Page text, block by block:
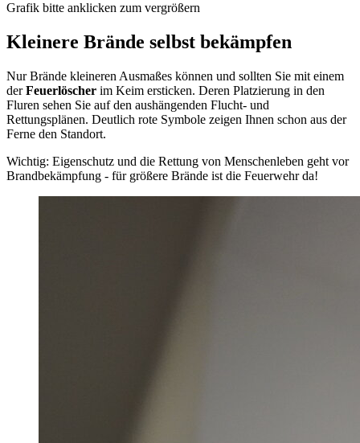
Grafik bitte anklicken zum vergrößern
Kleinere Brände selbst bekämpfen
Nur Brände kleineren Ausmaßes können und sollten Sie mit einem
derFeuerlöscher im Keim ersticken. Deren Platzierung in den
Fluren sehen Sie auf den aushängenden Flucht- und
Rettungsplänen. Deutlich rote Symbole zeigen Ihnen schon aus der
Ferne den Standort.
Wichtig: Eigenschutz und die Rettung von Menschenleben geht vor
Brandbekämpfung - für größere Brände ist die Feuerwehr da!